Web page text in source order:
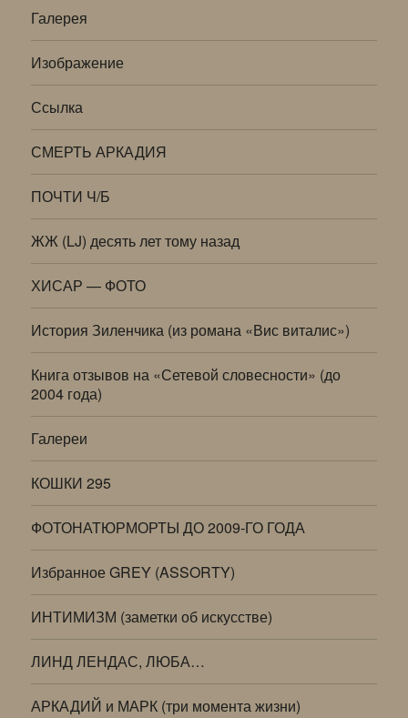
Галерея
Изображение
Ссылка
СМЕРТЬ АРКАДИЯ
ПОЧТИ Ч/Б
ЖЖ (LJ) десять лет тому назад
ХИСАР — ФОТО
История Зиленчика (из романа «Вис виталис»)
Книга отзывов на «Сетевой словесности» (до
2004 года)
Галереи
КОШКИ 295
ФОТОНАТЮРМОРТЫ ДО 2009-ГО ГОДА
Избранное GREY (ASSORTY)
ИНТИМИЗМ (заметки об искусстве)
ЛИНД ЛЕНДАС, ЛЮБА…
АРКАДИЙ и МАРК (три момента жизни)